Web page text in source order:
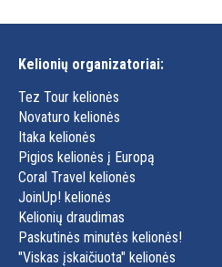
Kelionių organizatoriai:
Tez Tour kelionės
Novaturo kelionės
Itaka kelionės
Pigios kelionės į Europą
Coral Travel kelionės
JoinUp! kelionės
Kelionių draudimas
Paskutinės minutės kelionės!
"Viskas įskaičiuota" kelionės